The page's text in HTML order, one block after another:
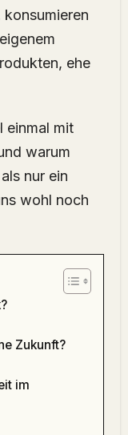
konsumieren
ehe
einmal mit
warum
nur ein
wohl noch
Zukunft?
im